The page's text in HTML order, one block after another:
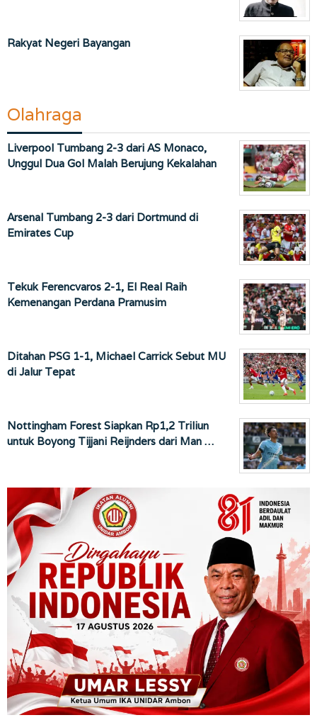
Rakyat Negeri Bayangan
Olahraga
Liverpool Tumbang 2-3 dari AS Monaco,
Unggul Dua Gol Malah Berujung Kekalahan
Arsenal Tumbang 2-3 dari Dortmund di
Emirates Cup
Tekuk Ferencvaros 2-1, El Real Raih
Kemenangan Perdana Pramusim
Ditahan PSG 1-1, Michael Carrick Sebut MU
di Jalur Tepat
Nottingham Forest Siapkan Rp1,2 Triliun
untuk Boyong Tijjani Reijnders dari Man …